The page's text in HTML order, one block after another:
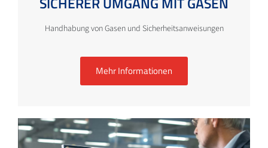
Handhabung von Gasen und Sicherheitsanweisungen
Mehr Informationen